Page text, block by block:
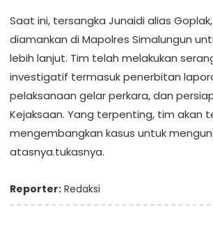
Saat ini, tersangka Junaidi alias
diamankan di Mapolres Simalungun
lebih lanjut. Tim telah melakukan
investigatif termasuk penerbitan
pelaksanaan gelar perkara, dan
Kejaksaan. Yang terpenting, tim akan
mengembangkan kasus untuk
atasnya.tukasnya.
Reporter: Redaksi